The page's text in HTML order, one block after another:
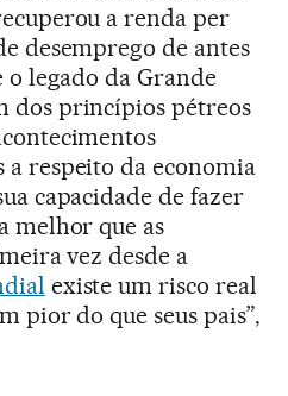
a renda per
desemprego de antes
legado da Grande
dos princípios pétreos
respeito da economia
capacidade de fazer
melhor que as
vez desde a
existe um risco real
pior do que seus pais”,